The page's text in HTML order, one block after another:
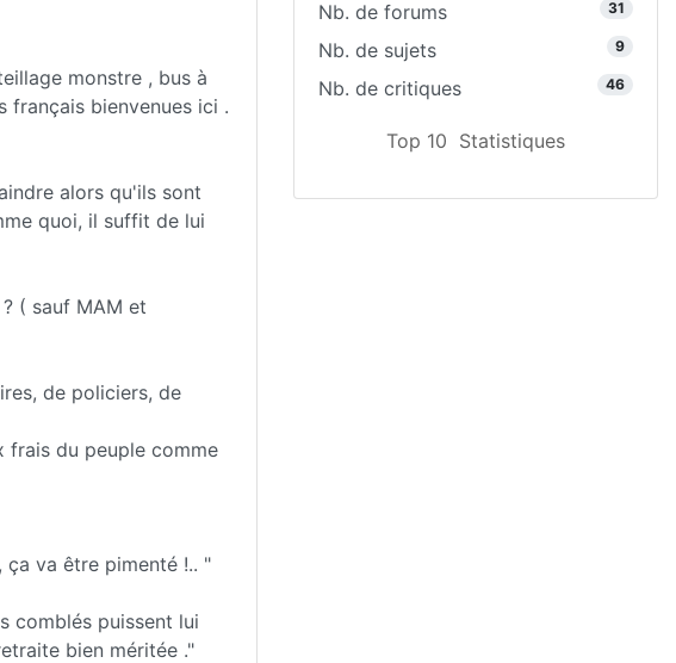
monstre , bus à
français bienvenues ici .
alors qu'ils sont
quoi, il suffit de lui
( sauf MAM et
de policiers, de
frais du peuple comme
va être pimenté !.. "
comblés puissent lui
bien méritée ."
Nb. de forums 31
Nb. de sujets 9
Nb. de critiques 46
Top 10 Statistiques